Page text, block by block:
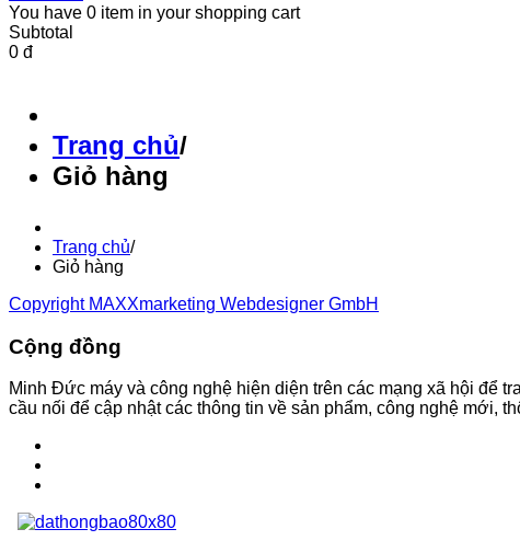
You have 0 item in your shopping cart
Subtotal
0 đ
Trang chủ/
Giỏ hàng
Trang chủ/
Giỏ hàng
Copyright MAXXmarketing Webdesigner GmbH
Cộng đồng
Minh Đức máy và công nghệ hiện diện trên các mạng xã hội để
cầu nối để cập nhật các thông tin về sản phẩm, công nghệ mới,